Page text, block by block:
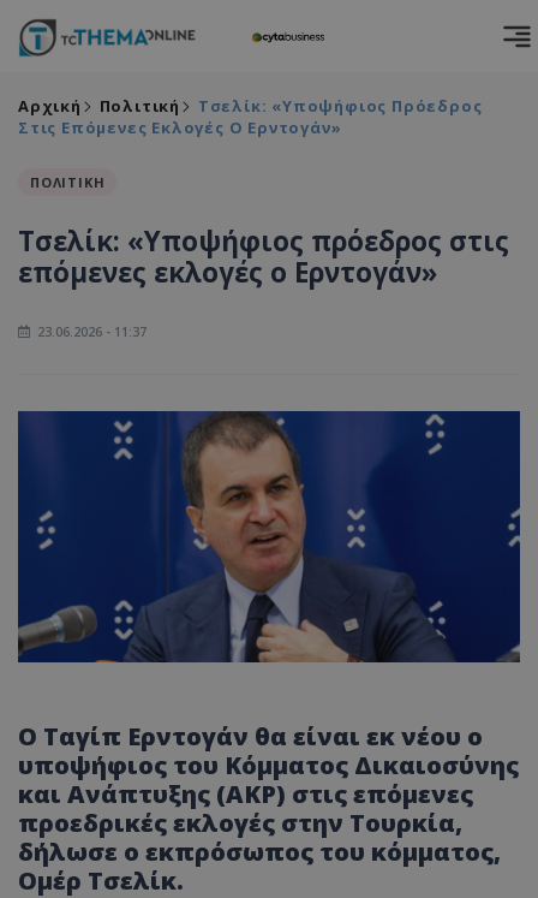
Αρχική Πολιτική
Τσελίκ: «Υποψήφιος Πρόεδρος
Στις Επόμενες Εκλογές Ο Ερντογάν»
ΠΟΛΙΤΙΚΗ
Τσελίκ: «Υποψήφιος πρόεδρος στις
επόμενες εκλογές ο Ερντογάν»
23.06.2026 - 11:37
Ο Ταγίπ Ερντογάν θα είναι εκ νέου ο
υποψήφιος του Κόμματος Δικαιοσύνης
και Ανάπτυξης (AKP) στις επόμενες
προεδρικές εκλογές στην Τουρκία,
δήλωσε ο εκπρόσωπος του κόμματος,
Ομέρ Τσελίκ.